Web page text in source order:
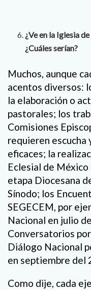
¿Ve en la Iglesia
¿Cuáles serían?
Muchos, aunque
acentos diversos:
la elaboración o
pastorales; los
Comisiones
requieren
eficaces; la
Eclesial de
etapa Diocesana
Sínodo; los
SEGECEM, por
Nacional en julio
Conversatorios
Diálogo Nacional
en septiembre del
Como dije, cada